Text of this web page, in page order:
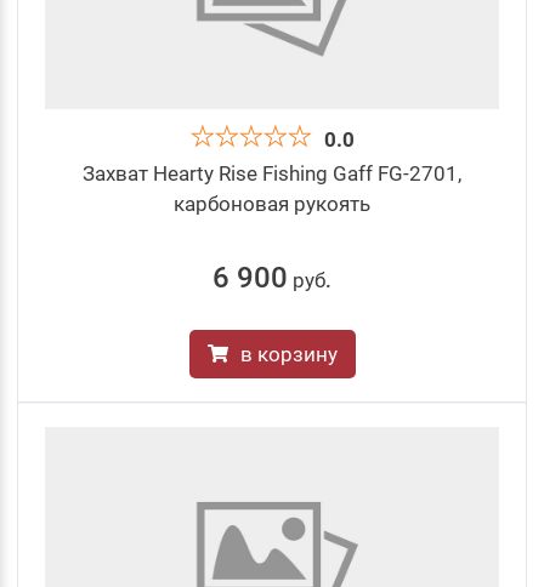
0.0
Захват Hearty Rise Fishing Gaff FG-2701,
карбоновая рукоять
6 900 руб.
в корзину